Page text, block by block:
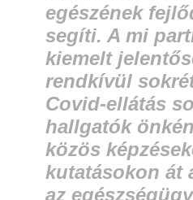
egészének
segíti. A mi
kiemelt
rendkívül
Covid-ellátás
hallgatók
közös
kutatásokon át
az